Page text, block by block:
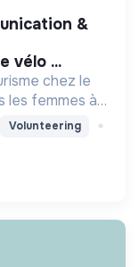
vélo ...
chez le
les femmes à
réapproprier
en collectif
Volunteering